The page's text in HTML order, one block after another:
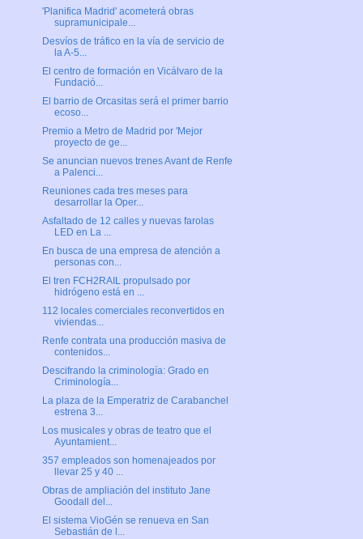
'Planifica Madrid' acometerá obras
supramunicipale...
Desvíos de tráfico en la vía de servicio de
la A-5...
El centro de formación en Vicálvaro de la
Fundació...
El barrio de Orcasitas será el primer barrio
ecoso...
Premio a Metro de Madrid por 'Mejor
proyecto de ge...
Se anuncian nuevos trenes Avant de Renfe
a Palenci...
Reuniones cada tres meses para
desarrollar la Oper...
Asfaltado de 12 calles y nuevas farolas
LED en La ...
En busca de una empresa de atención a
personas con...
El tren FCH2RAIL propulsado por
hidrógeno está en ...
112 locales comerciales reconvertidos en
viviendas...
Renfe contrata una producción masiva de
contenidos...
Descifrando la criminología: Grado en
Criminología...
La plaza de la Emperatriz de Carabanchel
estrena 3...
Los musicales y obras de teatro que el
Ayuntamient...
357 empleados son homenajeados por
llevar 25 y 40 ...
Obras de ampliación del instituto Jane
Goodall del...
El sistema VioGén se renueva en San
Sebastián de l...